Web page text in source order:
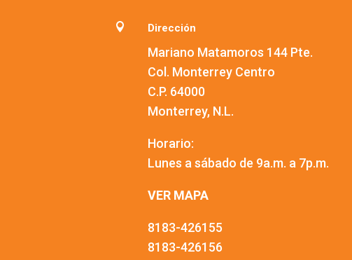
 Dirección
Mariano Matamoros 144 Pte.
Col. Monterrey Centro
C.P. 64000
Monterrey, N.L.
Horario:
Lunes a sábado de 9a.m. a 7p.m.
VER MAPA
8183-426155
8183-426156